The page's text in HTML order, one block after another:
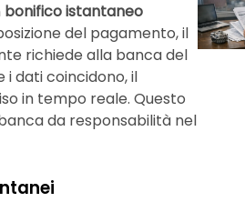
bonifico istantaneo
del pagamento, il
richiede alla banca del
i dati coincidono, il
in tempo reale. Questo
da responsabilità nel